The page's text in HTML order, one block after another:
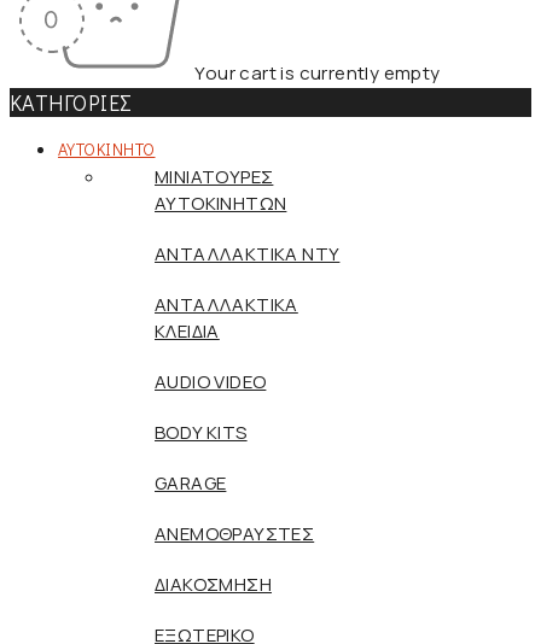
Your cart is currently empty
ΚΑΤΗΓΟΡΙΕΣ
ΑΥΤΟΚΙΝΗΤΟ
ΜΙΝΙΑΤΟΥΡΕΣ
ΑΥΤΟΚΙΝΗΤΩΝ
ΑΝΤΑΛΛΑΚΤΙΚΑ NTY
ΑΝΤΑΛΛΑΚΤΙΚΑ
ΚΛΕΙΔΙΑ
AUDIO VIDEO
BODY KITS
GARAGE
ΑΝΕΜΟΘΡΑΥΣΤΕΣ
ΔΙΑΚΟΣΜΗΣΗ
ΕΞΩΤΕΡΙΚΟ